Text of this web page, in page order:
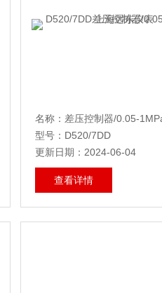
型号：D520/7DD
更新日期：2024-06-04
查看详情